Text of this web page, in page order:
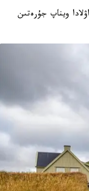
ويناپ جۇرەتىن